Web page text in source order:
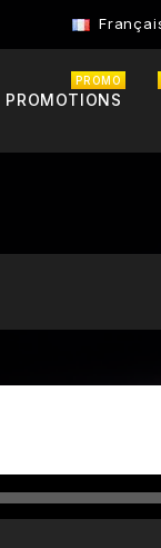
PROMOTIONS
PROMO